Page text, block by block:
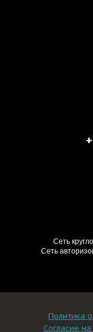
Cеть
Сеть
Политика
Согласие